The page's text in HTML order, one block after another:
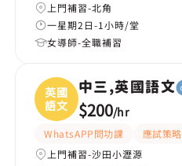
上門補習-北角
一星期2日-1小時/堂
女導師-全職補習
英國
語文
中三,英國語文
$200/hr
WhatsAPP問功課 應試策略
上門補習-沙田小瀝源